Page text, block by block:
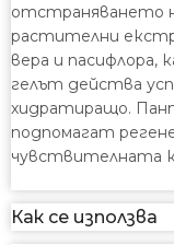
отстраняването
растителни
вера и
гелът действа
хидратиращо.
подпомагат
чувствителната
Как се използва